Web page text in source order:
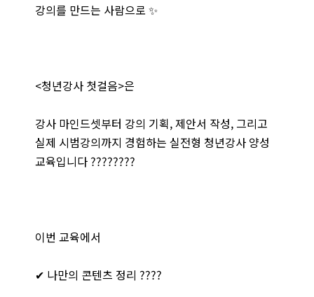
강의를 만드는 사람으로 ✨
<청년강사 첫걸음>은
강사 마인드셋부터 강의 기획, 제안서 작성, 그리고
실제 시범강의까지 경험하는 실전형 청년강사 양성
교육입니다 ????????
이번 교육에서
✔ 나만의 콘텐츠 정리 ????